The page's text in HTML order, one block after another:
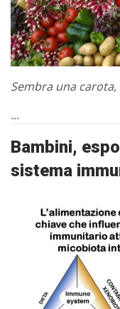
Sembra una
...
Bambini,
sistema